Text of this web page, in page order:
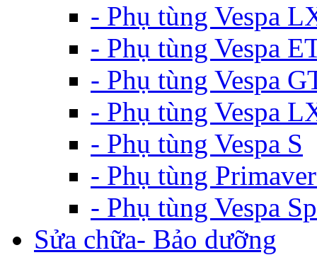
- Phụ tùng Vespa
- Phụ tùng Vespa
- Phụ tùng Vespa
- Phụ tùng Vespa
- Phụ tùng Vespa S
- Phụ tùng
- Phụ tùng Vespa
Sửa chữa- Bảo dưỡng